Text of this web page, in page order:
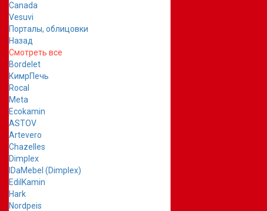
Canada
Vesuvi
Порталы, облицовки
Назад
Смотреть все
Bordelet
КимрПечь
Rocal
Meta
Ecokamin
ASTOV
Artevero
Chazelles
Dimplex
IDaMebel (Dimplex)
EdilKamin
Hark
Nordpeis